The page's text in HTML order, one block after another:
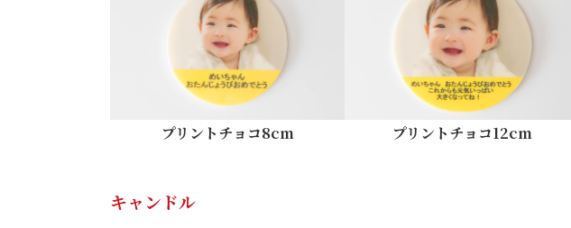
プリントチョコ8cm プリントチョコ12cm
キャンドル